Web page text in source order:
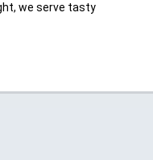
we serve tasty